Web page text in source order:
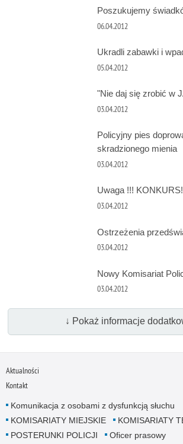
Poszukujemy
06.04.2012
Ukradli zabawki i
05.04.2012
"Nie daj się zrobić w
03.04.2012
Policyjny pies
skradzionego mienia
03.04.2012
Uwaga !!!
03.04.2012
Ostrzeżenia
03.04.2012
Nowy Komisariat
03.04.2012
↓ Pokaż informacje
Aktualności
Kontakt
Komunikacja z osobami z dysfunkcją słuchu
KOMISARIATY MIEJSKIE
KOMISARIATY
POSTERUNKI POLICJI
Oficer prasowy